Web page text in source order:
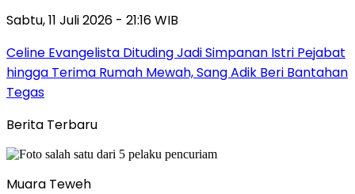
Sabtu, 11 Juli 2026 - 21:16 WIB
Celine Evangelista Dituding Jadi Simpanan Istri Pejabat
hingga Terima Rumah Mewah, Sang Adik Beri Bantahan
Tegas
Berita Terbaru
Muara Teweh